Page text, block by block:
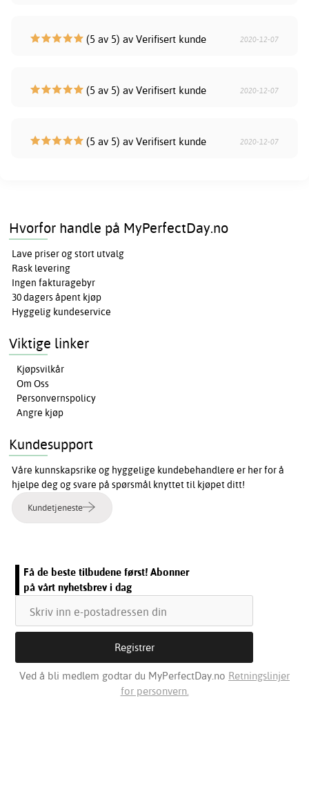
(5 av 5) av Verifisert kunde 2020-12-07
(5 av 5) av Verifisert kunde 2020-12-07
(5 av 5) av Verifisert kunde 2020-12-07
Hvorfor handle på MyPerfectDay.no
Lave priser og stort utvalg
Rask levering
Ingen fakturagebyr
30 dagers åpent kjøp
Hyggelig kundeservice
Viktige linker
Kjøpsvilkår
Om Oss
Personvernspolicy
Angre kjøp
Kundesupport
Våre kunnskapsrike og hyggelige kundebehandlere er her for å
hjelpe deg og svare på spørsmål knyttet til kjøpet ditt!
Kundetjeneste
Få de beste tilbudene først! Abonner
på vårt nyhetsbrev i dag
Ved å bli medlem godtar du MyPerfectDay.no Retningslinjer
for personvern.